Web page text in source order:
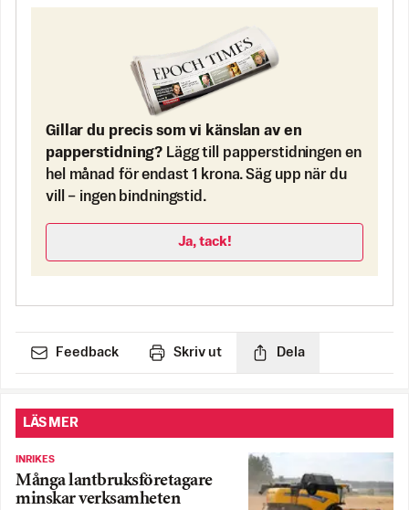
Gillar du precis som vi känslan av en
papperstidning? Lägg till papperstidningen en
hel månad för endast 1 krona. Säg upp när du
vill – ingen bindningstid.
Ja, tack!
Feedback Skriv ut Dela
LÄS MER
INRIKES
Många lantbruksföretagare
minskar verksamheten